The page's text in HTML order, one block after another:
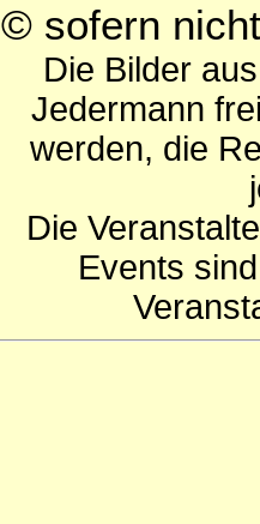
© sofern
Die Bilder
Jedermann
werden, die
Die
Events